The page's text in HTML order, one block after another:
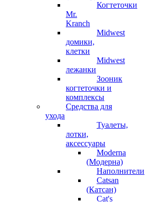
Когтеточки
Mr.
Kranch
Midwest
домики,
клетки
Midwest
лежанки
Зооник
когтеточки и
комплексы
Средства для
ухода
Туалеты,
лотки,
аксессуары
Moderna
(Модерна)
Наполнители
Catsan
(Катсан)
Cat's